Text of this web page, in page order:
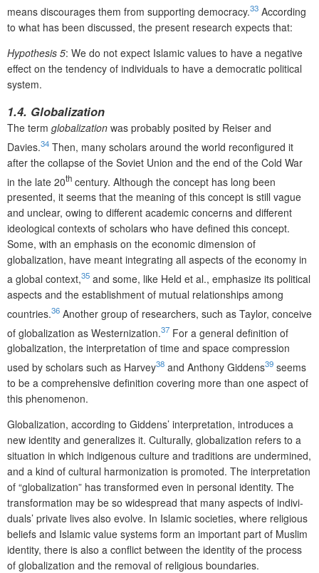
means discourages them from supporting democracy.33 According
to what has been discussed, the present research expects that:
Hypothesis 5: We do not expect Islamic values to have a negative
effect on the tendency of individuals to have a democratic political
system.
1.4. Globalization
The term globalization was probably posited by Reiser and
Davies.34 Then, many scholars around the world reconfigured it
after the collapse of the Soviet Union and the end of the Cold War
in the late 20th century. Although the concept has long been
presented, it seems that the meaning of this concept is still vague
and unclear, owing to different academic concerns and different
ideological contexts of scholars who have defined this concept.
Some, with an emphasis on the economic dimension of
globalization, have meant integrating all aspects of the economy in
a global context,35 and some, like Held et al., emphasize its political
aspects and the establishment of mutual relationships among
countries.36 Another group of researchers, such as Taylor, conceive
of globalization as Westernization.37 For a general definition of
globalization, the interpretation of time and space compression
used by scholars such as Harvey38 and Anthony Giddens39 seems
to be a comprehensive definition covering more than one aspect of
this phenomenon.
Globalization, according to Giddens’ interpretation, introduces a
new identity and generalizes it. Culturally, globalization refers to a
situation in which indigenous culture and traditions are undermined,
and a kind of cultural harmonization is promoted. The interpretation
of “globalization” has transformed even in personal identity. The
transformation may be so widespread that many aspects of indivi­
duals’ private lives also evolve. In Islamic societies, where religious
beliefs and Islamic value systems form an important part of Muslim
identity, there is also a conflict between the identity of the process
of globalization and the removal of religious boundaries.